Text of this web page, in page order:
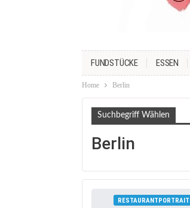
FUNDSTÜCKE ESSEN
Home Berlin
Suchbegriff Wählen
Berlin
RESTAURANTPORTRAIT